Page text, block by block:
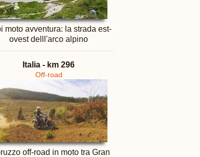
moto avventura: la strada est-
ovest delll'arco alpino
Italia - km 296
Off-road
off-road in moto tra Gran